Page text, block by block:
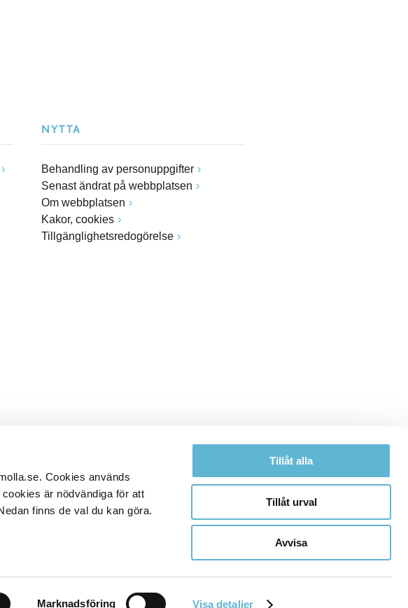
Cookies används
är nödvändiga för att
finns de val du kan göra.
Marknadsföring Visa detaljer
Tillåt alla
Tillåt urval
Avvisa
NYTTA
Behandling av personuppgifter
Senast ändrat på webbplatsen
Om webbplatsen
Kakor, cookies
Tillgänglighetsredogörelse